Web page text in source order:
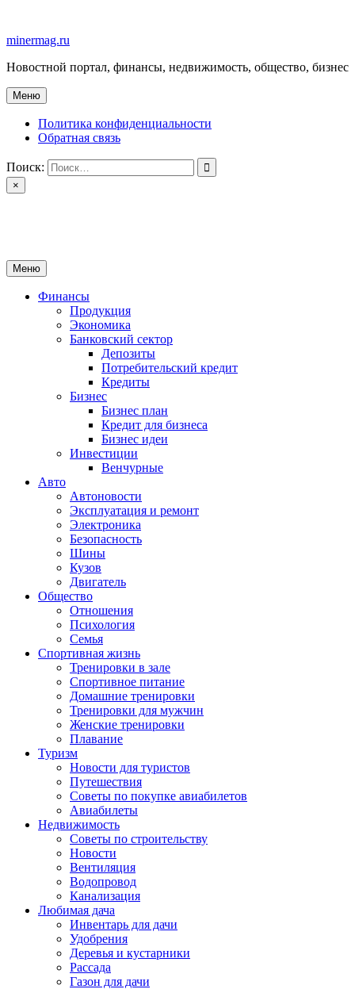
содержимому
minermag.ru
Новостной портал, финансы, недвижимость, общество, бизнес
Меню
Политика конфиденциальности
Обратная связь
Поиск:
×
Меню
Финансы
Продукция
Экономика
Банковский сектор
Депозиты
Потребительский кредит
Кредиты
Бизнес
Бизнес план
Кредит для бизнеса
Бизнес идеи
Инвестиции
Венчурные
Авто
Автоновости
Эксплуатация и ремонт
Электроника
Безопасность
Шины
Кузов
Двигатель
Общество
Отношения
Психология
Семья
Спортивная жизнь
Тренировки в зале
Спортивное питание
Домашние тренировки
Тренировки для мужчин
Женские тренировки
Плавание
Туризм
Новости для туристов
Путешествия
Советы по покупке авиабилетов
Авиабилеты
Недвижимость
Советы по строительству
Новости
Вентиляция
Водопровод
Канализация
Любимая дача
Инвентарь для дачи
Удобрения
Деревья и кустарники
Рассада
Газон для дачи